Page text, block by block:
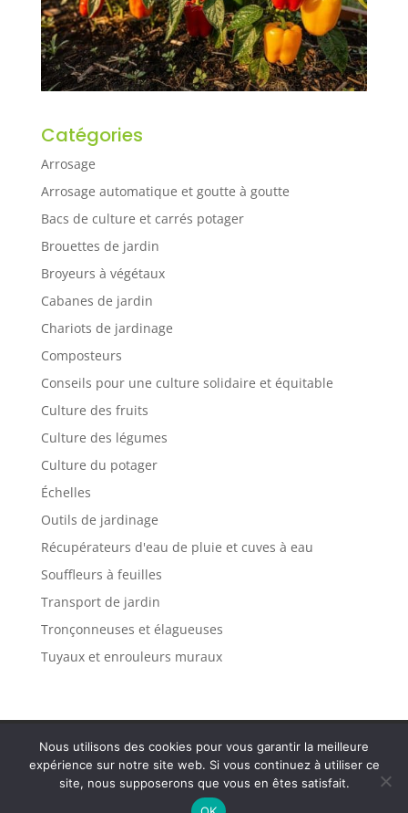
Catégories
Arrosage
Arrosage automatique et goutte à goutte
Bacs de culture et carrés potager
Brouettes de jardin
Broyeurs à végétaux
Cabanes de jardin
Chariots de jardinage
Composteurs
Conseils pour une culture solidaire et équitable
Culture des fruits
Culture des légumes
Culture du potager
Échelles
Outils de jardinage
Récupérateurs d'eau de pluie et cuves à eau
Souffleurs à feuilles
Transport de jardin
Tronçonneuses et élagueuses
Tuyaux et enrouleurs muraux
Politique de confidentialité
Mentions légales
Plan de site
Contact
Nous utilisons des cookies pour vous garantir la meilleure
expérience sur notre site web. Si vous continuez à utiliser ce
site, nous supposerons que vous en êtes satisfait.